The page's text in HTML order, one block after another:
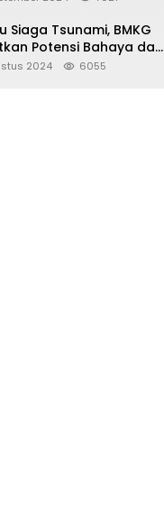
Siaga Tsunami, BMKG
Potensi Bahaya dari
Utara Sulawesi
2024 6055